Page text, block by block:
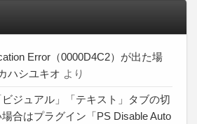
Error（0000D4C2）が出た場
ハシユキオ より
ジュアル」「テキスト」タブの切
合はプラグイン「PS Disable Auto